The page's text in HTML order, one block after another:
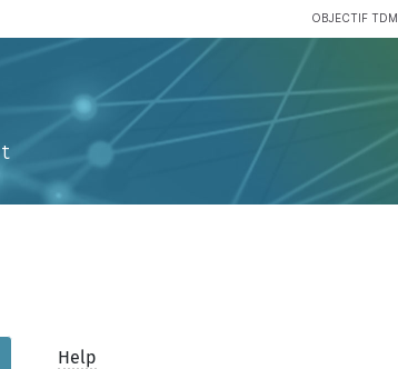
OBJECTIF TDM
Help